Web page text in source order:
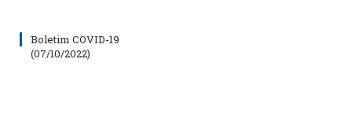
Boletim COVID-19
(07/10/2022)